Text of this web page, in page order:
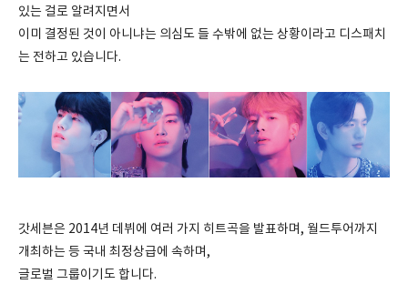
있는 걸로 알려지면서
이미 결정된 것이 아니냐는 의심도 들 수밖에 없는 상황이라고 디스패치
는 전하고 있습니다.
갓세븐은 2014년 데뷔에 여러 가지 히트곡을 발표하며, 월드투어까지
개최하는 등 국내 최정상급에 속하며,
글로벌 그룹이기도 합니다.